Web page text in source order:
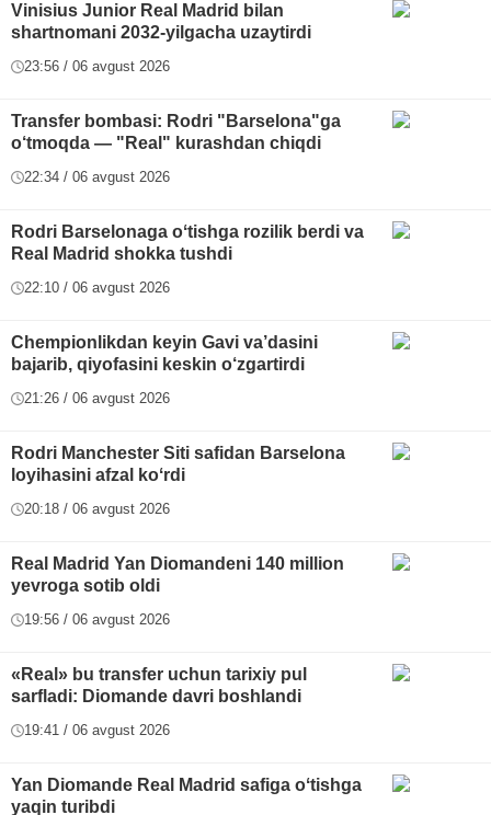
Vinisius Junior Real Madrid bilan
shartnomani 2032-yilgacha uzaytirdi
23:56 / 06 avgust 2026
Transfer bombasi: Rodri "Barselona"ga
o‘tmoqda — "Real" kurashdan chiqdi
22:34 / 06 avgust 2026
Rodri Barselonaga oʻtishga rozilik berdi va
Real Madrid shokka tushdi
22:10 / 06 avgust 2026
Chempionlikdan keyin Gavi va’dasini
bajarib, qiyofasini keskin o‘zgartirdi
21:26 / 06 avgust 2026
Rodri Manchester Siti safidan Barselona
loyihasini afzal koʻrdi
20:18 / 06 avgust 2026
Real Madrid Yan Diomandeni 140 million
yevroga sotib oldi
19:56 / 06 avgust 2026
«Real» bu transfer uchun tarixiy pul
sarfladi: Diomande davri boshlandi
19:41 / 06 avgust 2026
Yan Diomande Real Madrid safiga oʻtishga
yaqin turibdi